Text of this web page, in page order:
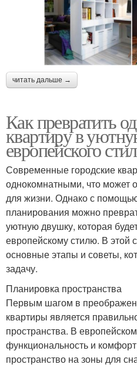
читать дальше →
Как превратить
квартиру в
европейского
Современные городские
однокомнатными, что может
для жизни. Однако с
планирования можно
уютную двушку, которая
европейскому стилю. В этой
основные этапы и советы,
задачу.
Планировка пространства
Первым шагом в
квартиры является
пространства. В
функциональность и
пространство на зоны для